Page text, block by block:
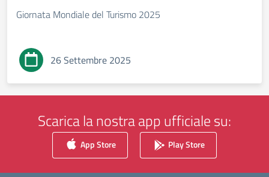
Giornata Mondiale del Turismo 2025
26 Settembre 2025
Scarica la nostra app ufficiale su:
App Store Play Store